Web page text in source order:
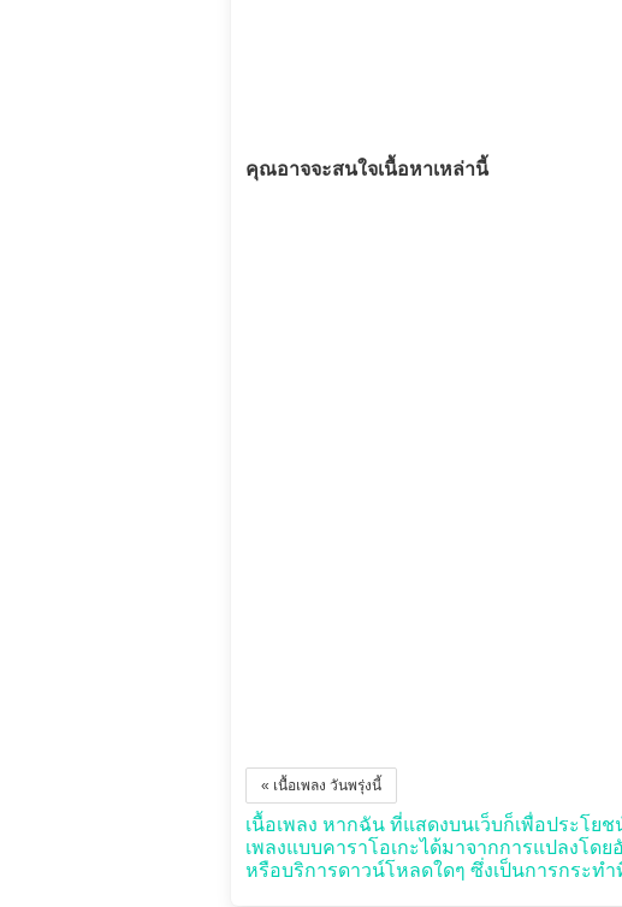
คุณอาจจะสนใจเนื้อหาเหล่านี้
« เนื้อเพลง วันพรุ่งนี้
เนื้อเพลง หากฉัน ที่แสดงบนเว็บก็เพื่อประโย
เพลงแบบคาราโอเกะได้มาจากการแปลงโด
หรือบริการดาวน์โหลดใดๆ ซึ่งเป็นการกระท